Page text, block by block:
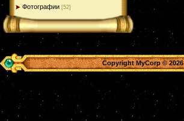
Фотографии [52]
Copyright MyCorp © 2026